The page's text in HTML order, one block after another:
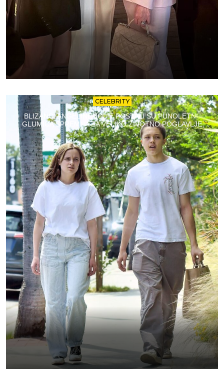
CELEBRITY
BLIZANCI ANGELINE JOLIE POSTALI SU PUNOLETNI:
GLUMICA SPREMNA ZA VELIKO ŽIVOTNO POGLAVLJE